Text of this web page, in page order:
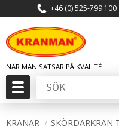
Meny
+46 (0) 525-799 100
KRANAR SKÖRDARKRAN